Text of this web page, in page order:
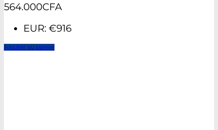
564.000CFA
EUR: €916
Ajouter au panier